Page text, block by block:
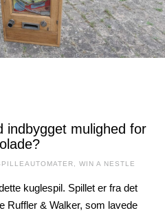
indbygget mulighed for
WIN A NESTLE
kuglespil. Spillet er fra det
Ruffler & Walker, som lavede